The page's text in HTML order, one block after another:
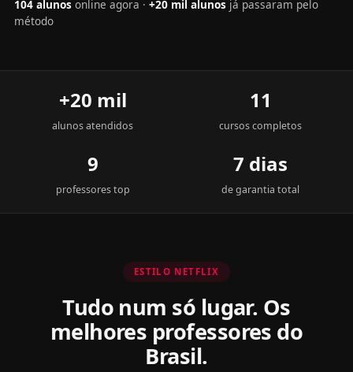
100 alunos +20 mil alunos
+20 mil
alunos atendidos
11
cursos completos
9
professores top
7 dias
de garantia total
ESTILO NETFLIX
Tudo num só lugar. Os
melhores professores do
Brasil.